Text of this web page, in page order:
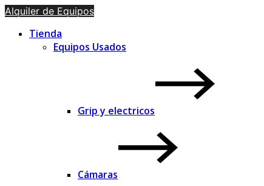
Alquiler de Equipos
Tienda
Equipos Usados
Grip y electricos
Cámaras